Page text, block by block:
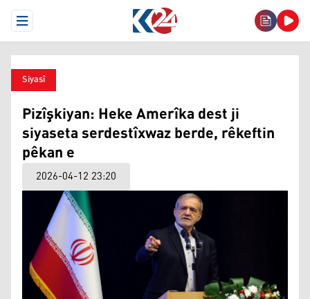
Open Menu
Siyasî
Pizîşkiyan: Heke Amerîka dest ji
siyaseta serdestîxwaz berde, rêkeftin
pêkan e
2026-04-12 23:20